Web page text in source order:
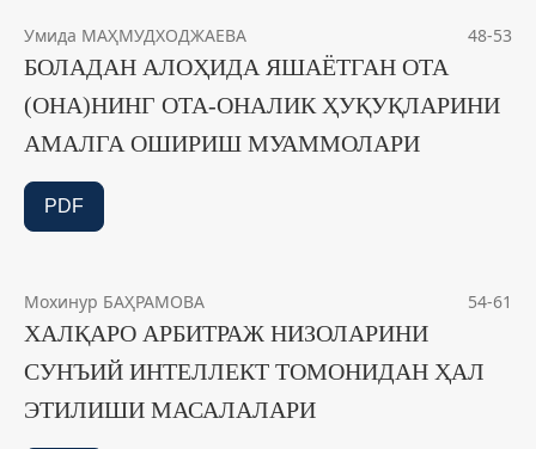
Умида МАҲМУДХОДЖАЕВА 48-53
БОЛАДАН АЛОҲИДА ЯШАЁТГАН ОТА
(ОНА)НИНГ ОТА-ОНАЛИК ҲУҚУҚЛАРИНИ
АМАЛГА ОШИРИШ МУАММОЛАРИ
PDF
Мохинур БАҲРАМОВА 54-61
ХАЛҚАРО АРБИТРАЖ НИЗОЛАРИНИ
СУНЪИЙ ИНТЕЛЛЕКТ ТОМОНИДАН ҲАЛ
ЭТИЛИШИ МАСАЛАЛАРИ